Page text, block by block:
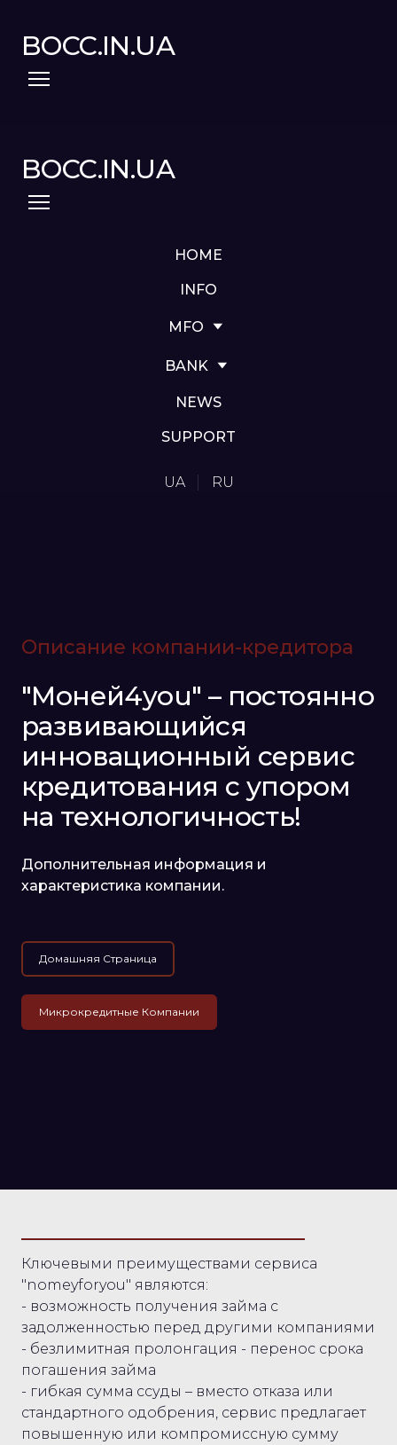
BOCC.IN.UA
BOCC.IN.UA
HOME
INFO
MFO
BANK
NEWS
SUPPORT
UA RU
Описание компании-кредитора
"Моней4you" – постоянно
развивающийся
инновационный сервис
кредитования с упором
на технологичность!
Дополнительная информация и
характеристика компании.
Домашняя Страница
Микрокредитные Компании
Ключевыми преимуществами сервиса
"nomeyforyou" являются:
- возможность получения займа с
задолженностью перед другими компаниями
- безлимитная пролонгация - перенос срока
погашения займа
- гибкая сумма ссуды – вместо отказа или
стандартного одобрения, сервис предлагает
повышенную или компромиссную сумму